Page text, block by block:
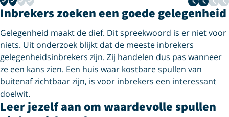
Inbrekers zoeken een goede gelegenheid
Gelegenheid maakt de dief. Dit spreekwoord is er niet voor
niets. Uit onderzoek blijkt dat de meeste inbrekers
gelegenheidsinbrekers zijn. Zij handelen dus pas wanneer
ze een kans zien. Een huis waar kostbare spullen van
buitenaf zichtbaar zijn, is voor inbrekers een interessant
doelwit.
Leer jezelf aan om waardevolle spullen